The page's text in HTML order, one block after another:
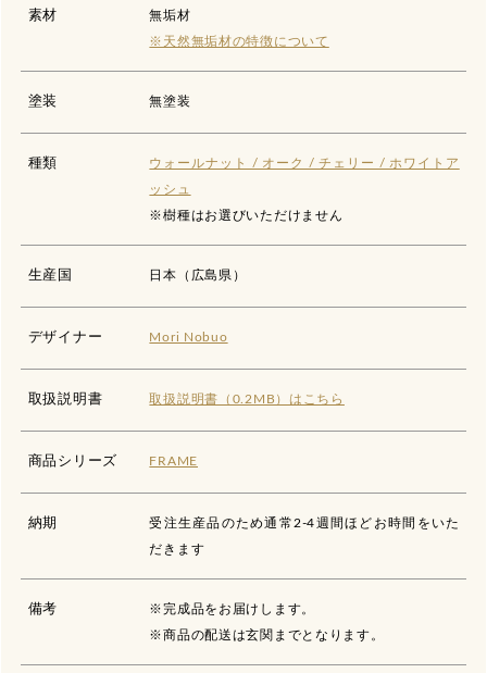
素材
無垢材
※天然無垢材の特徴について
塗装 無塗装
種類
ウォールナット / オーク / チェリー / ホワイトア
ッシュ
※樹種はお選びいただけません
生産国 日本（広島県）
デザイナー Mori Nobuo
取扱説明書 取扱説明書（0.2MB）はこちら
商品シリーズ FRAME
納期
受注生産品のため通常2-4週間ほどお時間をいた
だきます
備考
※完成品をお届けします。
※商品の配送は玄関までとなります。